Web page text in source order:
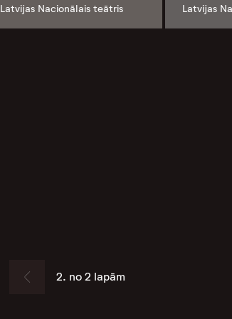
Latvijas Nacionālais teātris Latvijas
2. no 2 lapām